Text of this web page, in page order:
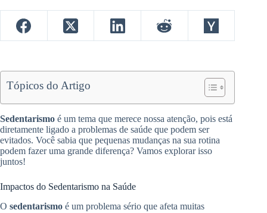
Tópicos do Artigo
Sedentarismo é um tema que merece nossa atenção, pois está
diretamente ligado a problemas de saúde que podem ser
evitados. Você sabia que pequenas mudanças na sua rotina
podem fazer uma grande diferença? Vamos explorar isso
juntos!
Impactos do Sedentarismo na Saúde
O sedentarismo é um problema sério que afeta muitas